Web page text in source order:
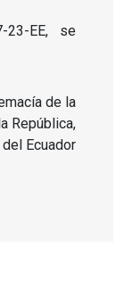
EE, se
de la
República,
Ecuador